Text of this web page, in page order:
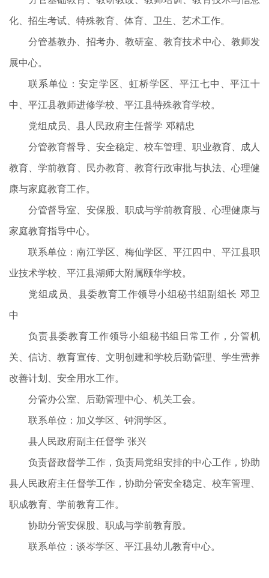
化、招生考试、特殊教育、体育、卫生、艺术工作。
分管基教办、招考办、教研室、教育技术中心、教师发
展中心。
联系单位：安定学区、虹桥学区、平江七中、平江十
中、平江县教师进修学校、平江县特殊教育学校。
党组成员、县人民政府主任督学 邓精忠
分管教育督导、安全稳定、校车管理、职业教育、成人
教育、学前教育、民办教育、教育行政审批与执法、心理健
康与家庭教育工作。
分管督导室、安保股、职成与学前教育股、心理健康与
家庭教育指导中心。
联系单位：南江学区、梅仙学区、平江四中、平江县职
业技术学校、平江县湖师大附属颐华学校。
党组成员、县委教育工作领导小组秘书组副组长 邓卫
中
负责县委教育工作领导小组秘书组日常工作，分管机
关、信访、教育宣传、文明创建和学校后勤管理、学生营养
改善计划、安全用水工作。
分管办公室、后勤管理中心、机关工会。
联系单位：加义学区、钟洞学区。
县人民政府副主任督学 张兴
负责督政督学工作，负责局党组安排的中心工作，协助
县人民政府主任督学工作，协助分管安全稳定、校车管理、
职成教育、学前教育工作。
协助分管安保股、职成与学前教育股。
联系单位：谈岑学区、平江县幼儿教育中心。